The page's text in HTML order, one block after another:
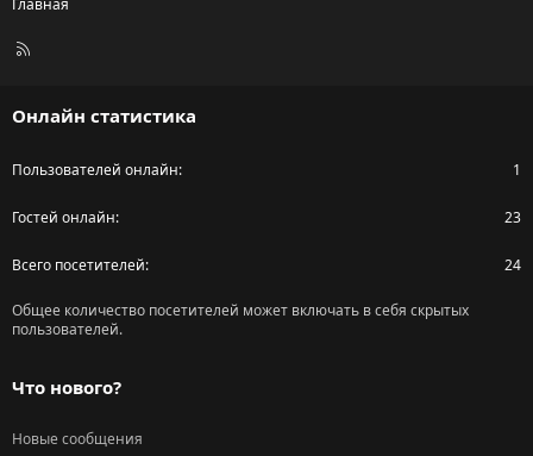
Главная
R
Онлайн статистика
Пользователей онлайн 1
Гостей онлайн 23
Всего посетителей 24
Общее количество посетителей может включать в себя скрытых
пользователей.
Что нового?
Новые сообщения